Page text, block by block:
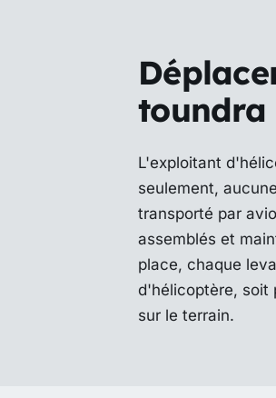
toundra
L'exploitant
seulement,
transporté par
assemblés et
place, chaque
d'hélicoptère, soit
sur le terrain.